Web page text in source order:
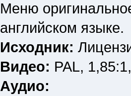
Меню
английском языке.
Исходник:
Видео: PAL,
Аудио: